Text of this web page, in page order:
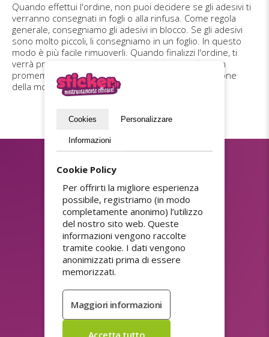
Quando effettui l'ordine, non puoi decidere se gli adesivi ti
verranno consegnati in fogli o alla rinfusa. Come regola
generale, consegniamo gli adesivi in blocco. Se gli adesivi
sono molto piccoli, li consegniamo in un foglio. In questo
modo è più facile rimuoverli. Quando finalizzi l'ordine, ti
verrà presentata una panoramica del tuo ordine, un
promemoria delle tue scelte e opzioni e un'indicazione
della modalità di consegna degli adesivi.
Iscriviti alla Newsletter?
(privacy policy)
Inviare
ASSORTIMENTO
Adesivi colla forte
Adesivi con codici QR
Adesivi di carta
personalizzati
Adesivi di sconto
personalizzati economici
riutilizzabili
Adesivi personalizzati
Cookies Personalizzare
Informazioni
Cookie Policy
Per offrirti la migliore esperienza
possibile, registriamo (in modo
completamente anonimo) l’utilizzo
del nostro sito web. Queste
informazioni vengono raccolte
tramite cookie. I dati vengono
anonimizzati prima di essere
memorizzati.